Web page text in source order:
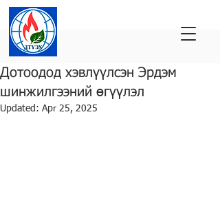
Дотоодод хэвлүүлсэн Эрдэм
шинжилгээний өгүүлэл
Updated: Apr 25, 2025